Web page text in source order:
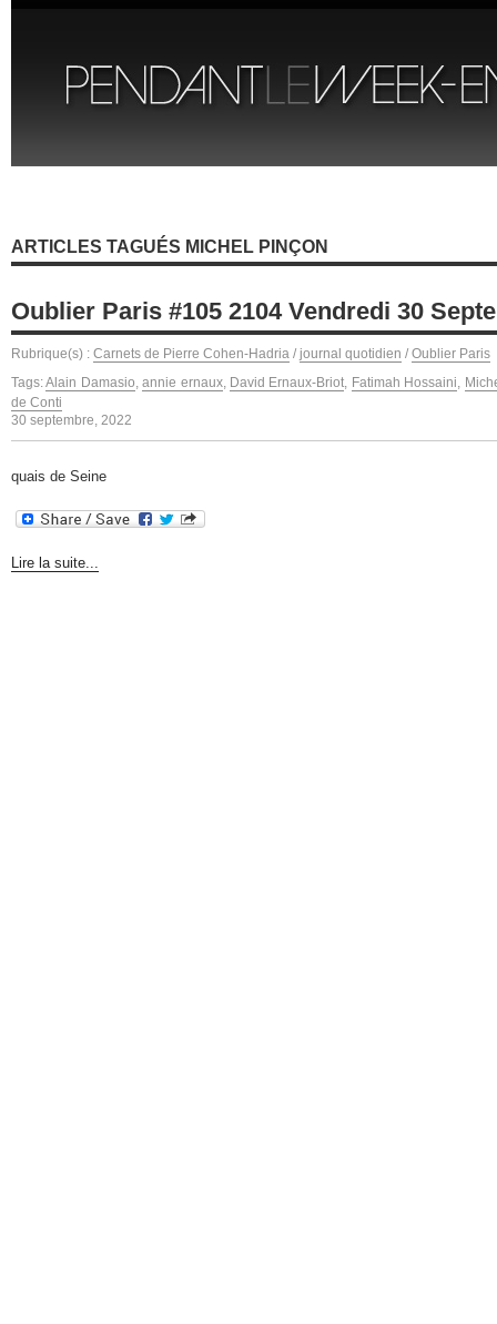
ARTICLES TAGUÉS MICHEL PINÇON
Oublier Paris #105 2104 Vendredi 30
Rubrique(s) : Carnets de Pierre Cohen-Hadria / journal quotidien / Oublier Paris
Tags:Alain Damasio,annie ernaux, David Ernaux-Briot, Fatimah Hossaini,
de Conti
30 septembre, 2022
quais de Seine
Lire la suite...